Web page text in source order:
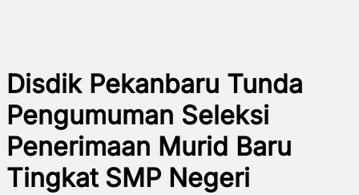
Disdik Pekanbaru Tunda
Pengumuman Seleksi
Penerimaan Murid Baru
Tingkat SMP Negeri